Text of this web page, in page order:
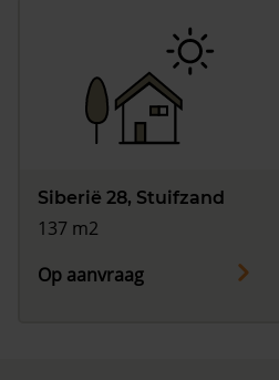
Siberië 28, Stuifzand
137 m2
Op aanvraag